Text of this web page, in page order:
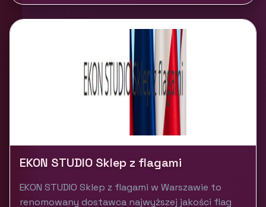
EKON STUDIO Sklep z flagami
EKON STUDIO Sklep z flagami w Warszawie to
renomowany dostawca najwyższej jakości flag